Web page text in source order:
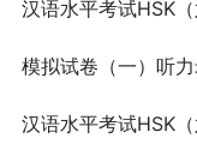
汉语水平考试HSK
模拟试卷（一）听
汉语水平考试HSK